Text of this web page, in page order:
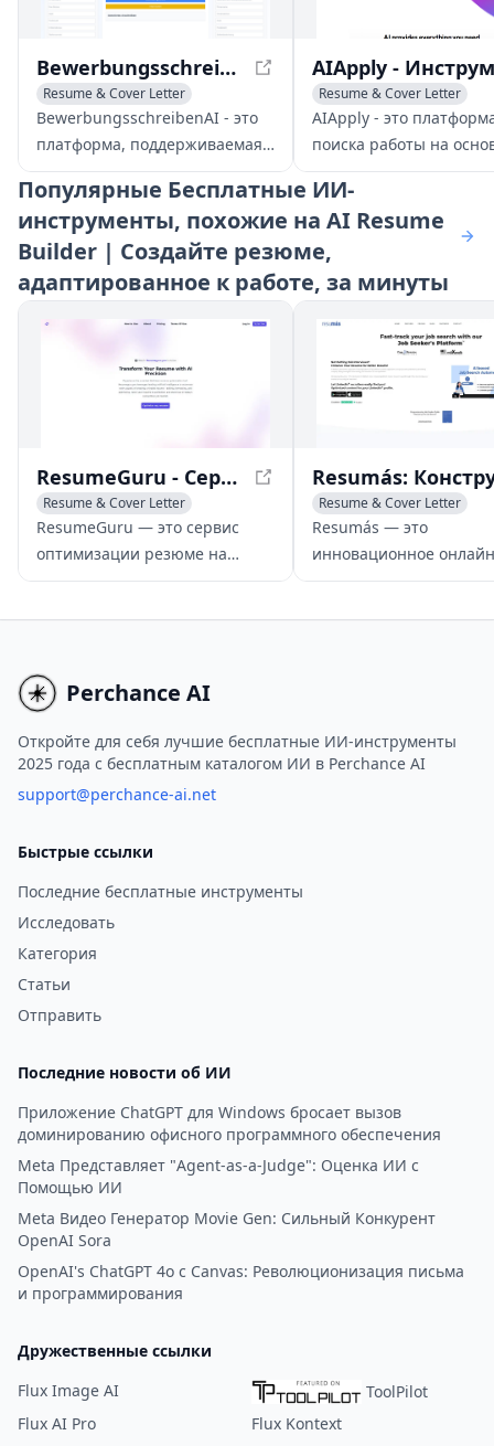
BewerbungsschreibenAI - Профессиональные шаблоны мотивационных писем
Resume & Cover Letter
BewerbungsschreibenAI - это
платформа, поддерживаемая
ИИ, которая помогает
создавать профессиональные
мотивационные письма. С
бесплатным доступом к
различным шаблонам,
образцам и советам вы
можете оптимизировать свои
шансы на рынке труда.
Resume & Cover Letter
AI Interview Assistant
AIApply - это
поиска работы на
которая предоставляет
различные
чтобы помочь
найти и подать заявку
работу эффективно.
Платформа предлагает
функции, такие как
сопроводительные
сгенерированные ИИ,
практику интервью,
Популярные Бесплатные ИИ-
инструменты, похожие на AI Resume
Builder | Создайте резюме,
адаптированное к работе, за минуты
ResumeGuru - Сервис оптимизации резюме на основе ИИ
Resume & Cover Letter
Writing Assistants
AI Productivity Tools
ResumeGuru — это сервис
оптимизации резюме на
основе ИИ, который помогает
резюме.
Resume & Cover Letter
AI Interview Assistant
Resumás — это
инновационное
приложение и
карьерного
Perchance AI
Откройте для себя лучшие бесплатные ИИ-инструменты
2025 года с бесплатным каталогом ИИ в Perchance AI
support@perchance-ai.net
Быстрые ссылки
Последние бесплатные инструменты
Исследовать
Категория
Статьи
Отправить
Последние новости об ИИ
Приложение ChatGPT для Windows бросает вызов
доминированию офисного программного обеспечения
Meta Представляет "Agent-as-a-Judge": Оценка ИИ с
Помощью ИИ
Meta Видео Генератор Movie Gen: Сильный Конкурент
OpenAI Sora
OpenAI's ChatGPT 4o с Canvas: Революционизация письма
и программирования
Дружественные ссылки
Flux Image AI
ToolPilot
Flux AI Pro
Flux Kontext